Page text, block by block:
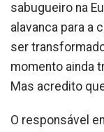
sabugueiro na
alavanca para a
ser
momento ainda
Mas acredito
O responsável